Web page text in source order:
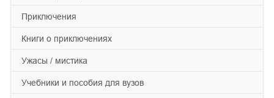
приключения
книги о приключениях
ужасы / мистика
учебники и пособия для вузов